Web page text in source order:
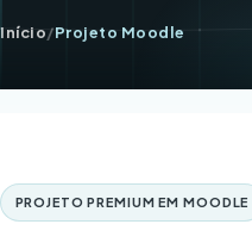
Início/Projeto Moodle
PROJETO PREMIUM EM MOODLE